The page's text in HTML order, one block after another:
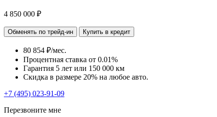
4 850 000 ₽
Обменять по трейд-ин Купить в кредит
80 854 ₽/мес.
Процентная ставка от 0.01%
Гарантия 5 лет или 150 000 км
Скидка в размере 20% на любое авто.
+7 (495) 023-91-09
Перезвоните мне